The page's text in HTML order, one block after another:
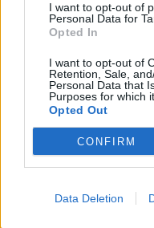
I want to opt-out of
Personal Data for
Opted In
I want to opt-out of
Retention, Sale,
Personal Data that
Purposes for which
Opted Out
CONFIRM
Data Deletion
In Eccellenza
inserito nel